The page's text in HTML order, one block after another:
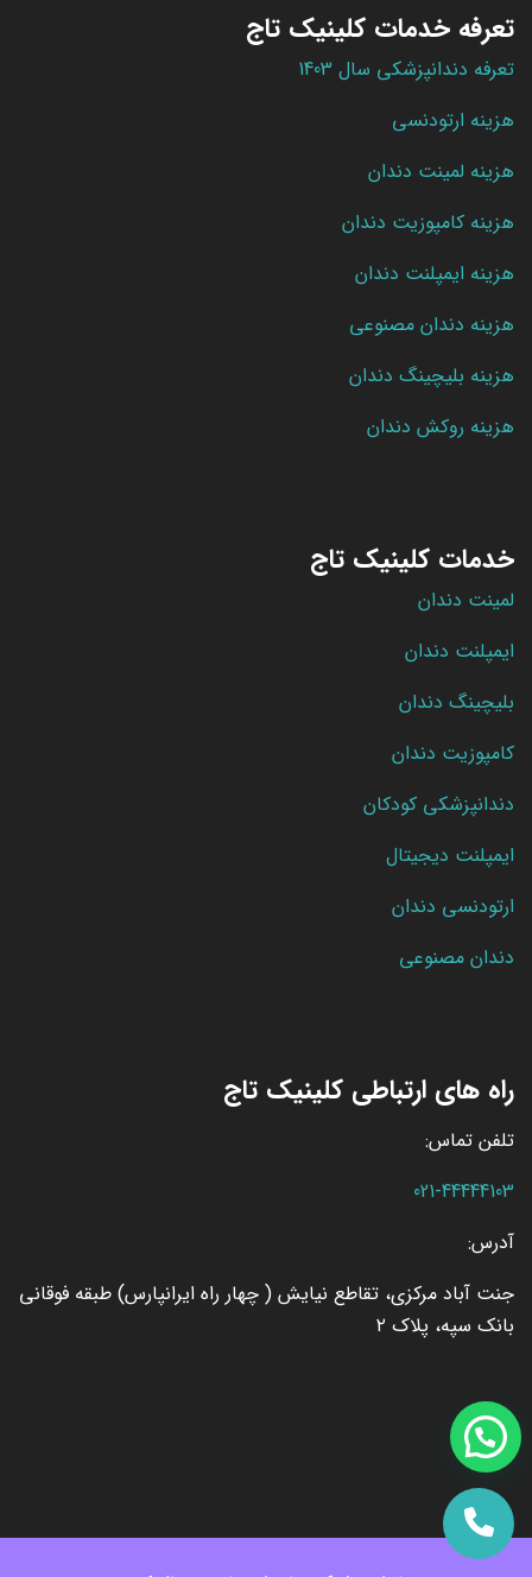
تعرفه خدمات کلینیک تاج
تعرفه دندانپزشکی سال 1403
هزینه ارتودنسی
هزینه لمینت دندان
هزینه کامپوزیت دندان
هزینه ایمپلنت دندان
هزینه دندان مصنوعی
هزینه بلیچینگ دندان
هزینه روکش دندان
خدمات کلینیک تاج
لمینت دندان
ایمپلنت دندان
بلیچینگ دندان
کامپوزیت دندان
دندانپزشکی کودکان
ایمپلنت دیجیتال
ارتودنسی دندان
دندان مصنوعی
راه های ارتباطی کلینیک تاج
تلفن تماس:
021-44444103
آدرس:
جنت آباد مرکزی، تقاطع نیایش ( چهار راه ایرانپارس) طبقه فوقانی
بانک سپه، پلاک ۲